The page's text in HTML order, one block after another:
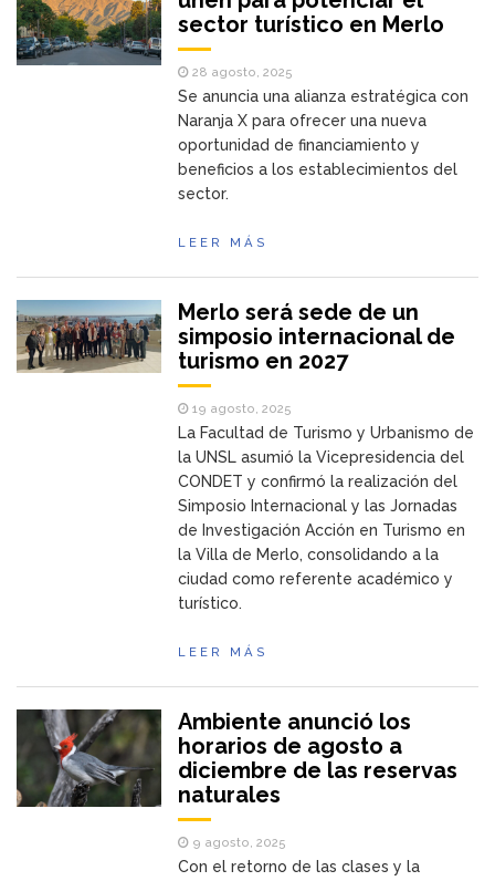
sector turístico en Merlo
28 agosto, 2025
Se anuncia una alianza estratégica con
Naranja X para ofrecer una nueva
oportunidad de financiamiento y
beneficios a los establecimientos del
sector.
LEER MÁS
Merlo será sede de un
simposio internacional de
turismo en 2027
19 agosto, 2025
La Facultad de Turismo y Urbanismo de
la UNSL asumió la Vicepresidencia del
CONDET y confirmó la realización del
Simposio Internacional y las Jornadas
de Investigación Acción en Turismo en
la Villa de Merlo, consolidando a la
ciudad como referente académico y
turístico.
LEER MÁS
Ambiente anunció los
horarios de agosto a
diciembre de las reservas
naturales
9 agosto, 2025
Con el retorno de las clases y la